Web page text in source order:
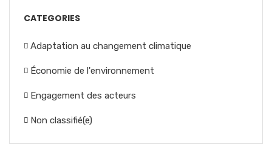
CATEGORIES
Adaptation au changement climatique
Économie de l'environnement
Engagement des acteurs
Non classifié(e)